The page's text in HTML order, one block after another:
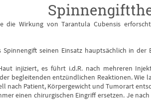
die Wirkung von Tarantula Cubensis
seinen Einsatz hauptsächlich in
injiziert, es führt i.d.R. nach mehreren
begleitenden entzündlichen Reaktionen.
nach Patient, Körpergewicht und Tumorart
einen chirurgischen Eingriff ersetzen. Je